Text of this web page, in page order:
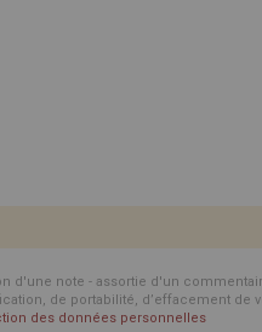
d'une note - assortie d'un
de portabilité, d’effacement de
des données personnelles